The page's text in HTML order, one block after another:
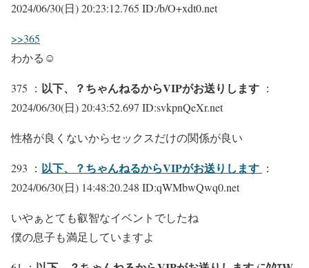
2024/06/30(日) 20:23:12.765 ID:/b/O+xdt0.net
>>365
わかる☺︎
375 ： 以下、？ちゃんねるからVIPがお送りします ：
2024/06/30(日) 20:43:52.697 ID:svkpnQeXr.net
性格が良くないからセックスだけの関係が良い
293 ： 以下、？ちゃんねるからVIPがお送りします ：
2024/06/30(日) 14:48:20.248 ID:qWMbwQwq0.net
いやぁとても叡智なイベントでしたね
僕の息子も満足していますよ